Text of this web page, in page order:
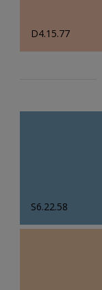
D4.15.77
S6.22.58